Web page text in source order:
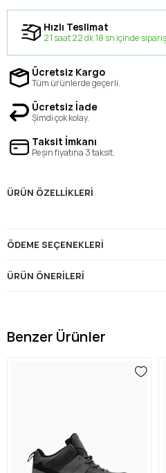
Hızlı Teslimat
21 saat 22 dk 18 sn içinde
Ücretsiz Kargo
Tüm ürünlerde geçerli.
Ücretsiz İade
Şimdi çok kolay.
Taksit İmkanı
Peşin fiyatına 3 taksit.
ÜRÜN ÖZELLIKLERI
ÖDEME SEÇENEKLERI
ÜRÜN ÖNERILERI
Benzer Ürünler